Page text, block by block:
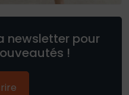
newsletter pour
!